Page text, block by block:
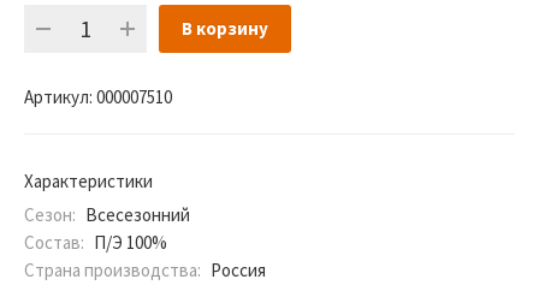
В корзину
Артикул: 000007510
Характеристики
Сезон: Всесезонний
Состав: П/Э 100%
Страна производства: Россия